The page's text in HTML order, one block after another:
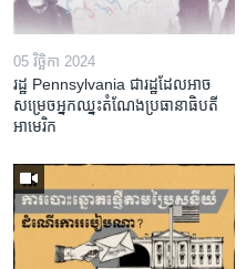
05 វិច្ឆិកា 2024
រដ្ឋ Pennsylvania ជា​រដ្ឋ​ដែល​អាច​
សម្រេច​អ្នក​ឈ្នះ​តំណែង​ប្រធានាធិបតី​
អាមេរិក